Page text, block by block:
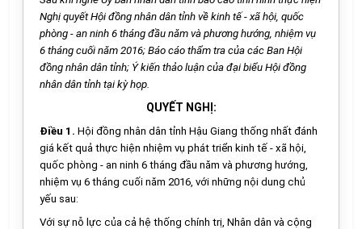
Nghị quyết Hội đồng nhân dân tỉnh về kinh tế - xã hội, quốc
phòng - an ninh 6 tháng đầu năm và phương hướng, nhiệm vụ
6 tháng cuối năm 2016; Báo cáo thẩm tra của các Ban Hội
đồng nhân dân tỉnh; Ýkiến thảo luận của đại biểu Hội đồng
nhân dân tỉnh tại kỳ họp.
QUYẾT NGHỊ:
Điều 1. Hội đồng nhân dân tỉnh Hậu Giang thống nhất đánh
giá kết quả thực hiện nhiệm vụ phát triển kinh tế - xã hội,
quốc phòng - an ninh 6 tháng đầu năm và phương hướng,
nhiệm vụ 6 tháng cuối năm 2016, với những nội dung chủ
yếu sau:
Với sự nỗ lực của cả hệ thống chính trị, Nhân dân và cộng